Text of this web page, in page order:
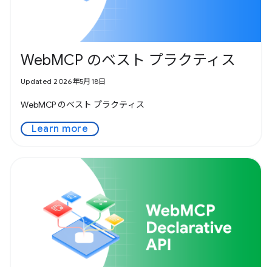
WebMCP のベスト プラクティス
Updated 2026年5月18日
WebMCP のベスト プラクティス
Learn more